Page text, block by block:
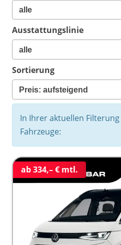
Ausstattungslinie
Sortierung
In Ihrer aktuellen
Fahrzeuge:
ab 334,– € mtl.